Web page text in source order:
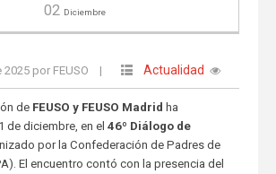
02 Diciembre
por FEUSO | Actualidad
de FEUSO y FEUSO Madrid ha
de diciembre, en el 46º Diálogo de
por la Confederación de Padres de
El encuentro contó con la presencia del